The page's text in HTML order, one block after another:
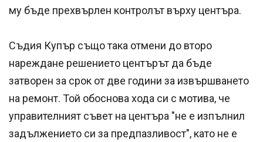
му бъде прехвърлен контролът върху центъра.
Съдия Купър също така отмени до второ
нареждане решението центърът да бъде
затворен за срок от две години за извършването
на ремонт. Той обоснова хода си с мотива, че
управителният съвет на центъра "не е изпълнил
задължението си за предпазливост", като не е